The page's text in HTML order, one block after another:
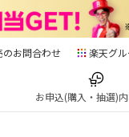
のお問合わせ 楽天グ
お申込(購入・抽選)